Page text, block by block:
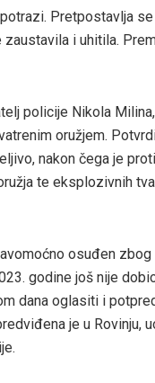
Pretpostavlja
zaustavila i uhitila.
policije Nikola
oružjem.
nakon čega je
te eksplozivnih
osuđen
godine još nije
dana oglasiti i
je u Rovinju,